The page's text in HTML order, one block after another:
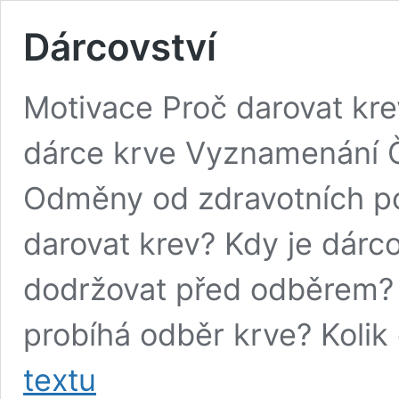
Dárcovství
Motivace Proč darovat
dárce krve Vyznamenání
Odměny od zdravotních
darovat krev? Kdy je
dodržovat před
probíhá odběr krve?
textu